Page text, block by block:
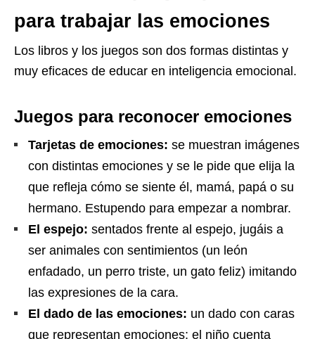
para trabajar las emociones
Los libros y los juegos son dos formas distintas y
muy eficaces de educar en inteligencia emocional.
Juegos para reconocer emociones
Tarjetas de emociones: se muestran imágenes
con distintas emociones y se le pide que elija la
que refleja cómo se siente él, mamá, papá o su
hermano. Estupendo para empezar a nombrar.
El espejo: sentados frente al espejo, jugáis a
ser animales con sentimientos (un león
enfadado, un perro triste, un gato feliz) imitando
las expresiones de la cara.
El dado de las emociones: un dado con caras
que representan emociones; el niño cuenta